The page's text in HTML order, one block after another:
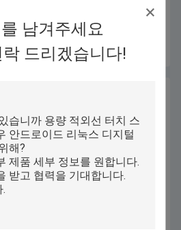
남겨주세요
드리겠습니다!
도우 안드로이드 리눅스 디지털 광
고 화면
최고의 가격을 얻으십시오